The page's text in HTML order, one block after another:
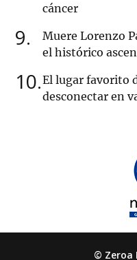
cáncer
9
Muere Lorenzo
el histórico
10 El lugar favorito
desconectar en
© Zeroa